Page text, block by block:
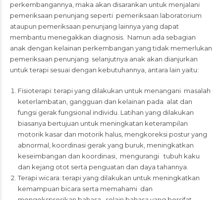
perkembangannya, maka akan disarankan untuk menjalani
pemeriksaan penunjang seperti pemeriksaan laboratorium
ataupun pemeriksaan penunjang lainnya yang dapat
membantu menegakkan diagnosis. Namun ada sebagian
anak dengan kelainan perkembangan yang tidak memerlukan
pemeriksaan penunjang. selanjutnya anak akan dianjurkan
untuk terapi sesuai dengan kebutuhannya, antara lain yaitu:
Fisioterapi: terapi yang dilakukan untuk menangani masalah
keterlambatan, gangguan dan kelainan pada alat dan
fungsi gerak fungsional individu. Latihan yang dilakukan
biasanya bertujuan untuk meningkatan keterampilan
motorik kasar dan motorik halus, mengkoreksi postur yang
abnormal, koordinasi gerak yang buruk, meningkatkan
keseimbangan dan koordinasi, mengurangi tubuh kaku
dan kejang otot serta penguatan dan daya tahannya.
Terapi wicara: terapi yang dilakukan untuk meningkatkan
kemampuan bicara serta memahami dan